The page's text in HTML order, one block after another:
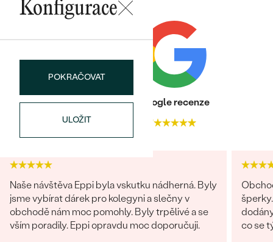
Konfigurace
POKRAČOVAT
ULOŽIT
Heureka recenze
4.9
Google recenze
4.7
Naše návštěva Eppi byla vskutku nádherná. Byly
jsme vybírat dárek pro kolegyni a slečny v
obchodě nám moc pomohly. Byly trpělivé a se
vším poradily. Eppi opravdu moc doporučuji.
co se týče vstřícného